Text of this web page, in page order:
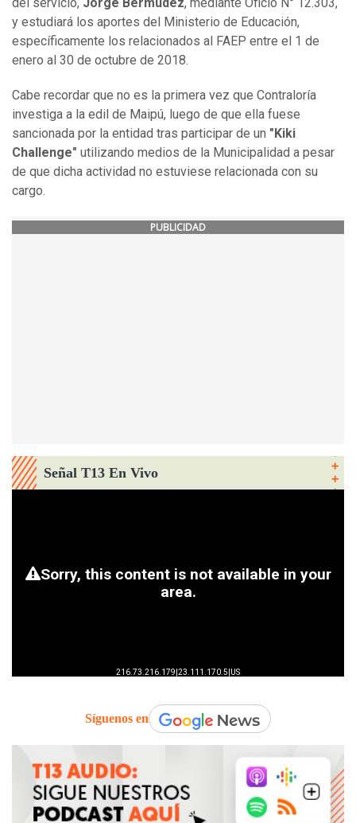
del servicio, Jorge Bermúdez, mediante Oficio N° 12.303,
y estudiará los aportes del Ministerio de Educación,
específicamente los relacionados al FAEP entre el 1 de
enero al 30 de octubre de 2018.
Cabe recordar que no es la primera vez que Contraloría
investiga a la edil de Maipú, luego de que ella fuese
sancionada por la entidad tras participar de un "Kiki
Challenge" utilizando medios de la Municipalidad a pesar
de que dicha actividad no estuviese relacionada con su
cargo.
PUBLICIDAD
Señal T13 En Vivo
Síguenos en